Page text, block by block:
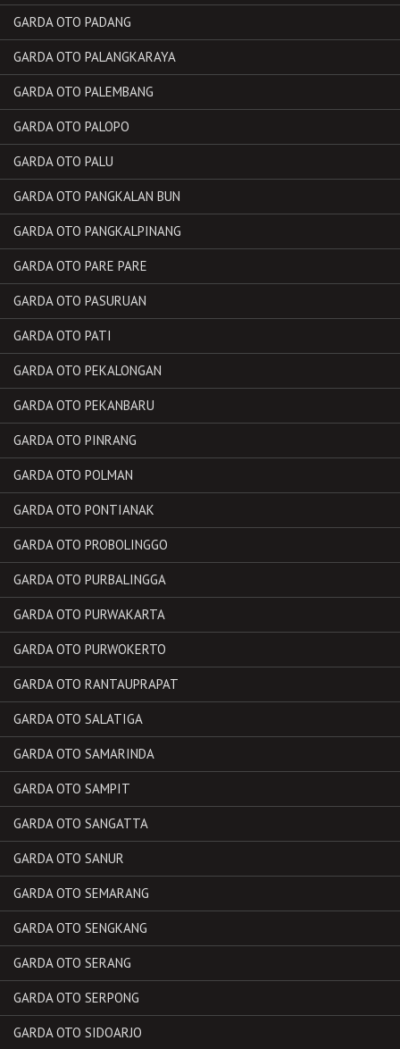
GARDA OTO PADANG
GARDA OTO PALANGKARAYA
GARDA OTO PALEMBANG
GARDA OTO PALOPO
GARDA OTO PALU
GARDA OTO PANGKALAN BUN
GARDA OTO PANGKALPINANG
GARDA OTO PARE PARE
GARDA OTO PASURUAN
GARDA OTO PATI
GARDA OTO PEKALONGAN
GARDA OTO PEKANBARU
GARDA OTO PINRANG
GARDA OTO POLMAN
GARDA OTO PONTIANAK
GARDA OTO PROBOLINGGO
GARDA OTO PURBALINGGA
GARDA OTO PURWAKARTA
GARDA OTO PURWOKERTO
GARDA OTO RANTAUPRAPAT
GARDA OTO SALATIGA
GARDA OTO SAMARINDA
GARDA OTO SAMPIT
GARDA OTO SANGATTA
GARDA OTO SANUR
GARDA OTO SEMARANG
GARDA OTO SENGKANG
GARDA OTO SERANG
GARDA OTO SERPONG
GARDA OTO SIDOARJO